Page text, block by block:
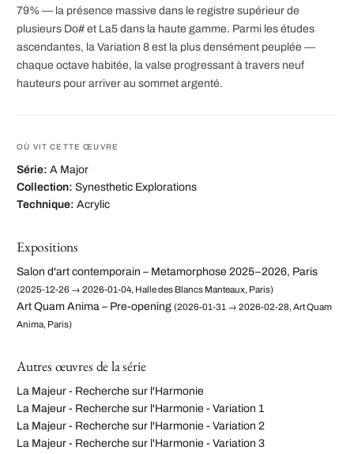
79% — la présence massive dans le registre supérieur de
plusieurs Do# et La5 dans la haute gamme. Parmi les études
ascendantes, la Variation 8 est la plus densément peuplée —
chaque octave habitée, la valse progressant à travers neuf
hauteurs pour arriver au sommet argenté.
OÙ VIT CETTE ŒUVRE
Série: A Major
Collection: Synesthetic Explorations
Technique: Acrylic
Expositions
Salon d'art contemporain – Metamorphose 2025–2026, Paris
(2025-12-26 → 2026-01-04, Halle des Blancs Manteaux, Paris)
Art Quam Anima – Pre-opening (2026-01-31 → 2026-02-28, Art Quam
Anima, Paris)
Autres œuvres de la série
La Majeur - Recherche sur l'Harmonie
La Majeur - Recherche sur l'Harmonie - Variation 1
La Majeur - Recherche sur l'Harmonie - Variation 2
La Majeur - Recherche sur l'Harmonie - Variation 3